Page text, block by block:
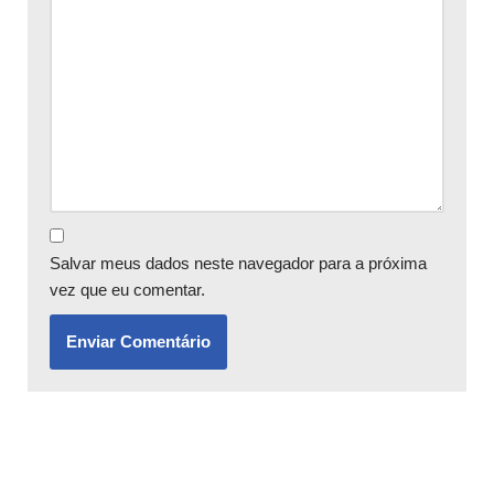
Salvar meus dados neste navegador para a próxima
vez que eu comentar.